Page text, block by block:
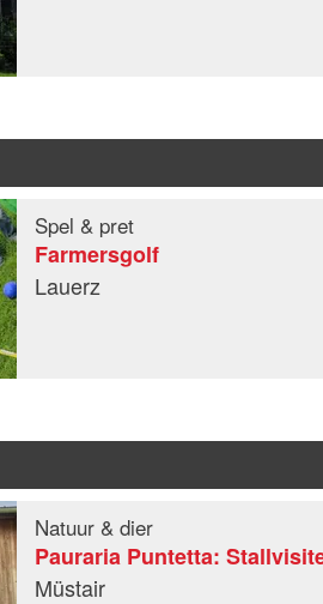
Spel & pret
Farmersgolf
Lauerz
Natuur & dier
Pauraria Puntetta:
Müstair